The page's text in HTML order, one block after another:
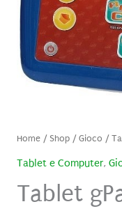
Home/ Shop/Gioco /
Tablet e Computer,
Tablet